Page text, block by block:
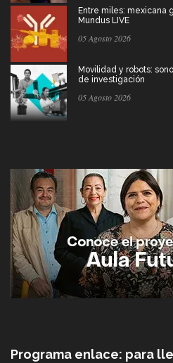
Entre miles: mexicana
Mundus LIVE
05 Agosto 2026
Movilidad y robots:
de investigación
05 Agosto 2026
Programa enlace: para